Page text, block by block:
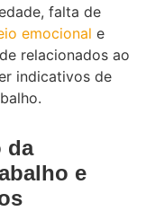
falta de
emocional e
relacionados ao
indicativos de
e